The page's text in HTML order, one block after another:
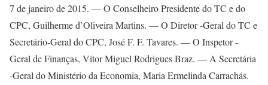
7 de janeiro de 2015. — O Conselheiro Presidente do TC e do
CPC, Guilherme d’Oliveira Martins. — O Diretor -Geral do TC e
Secretário-Geral do CPC, José F. F. Tavares. — O Inspetor -
Geral de Finanças, Vítor Miguel Rodrigues Braz. — A Secretária
-Geral do Ministério da Economia, Maria Ermelinda Carrachás.